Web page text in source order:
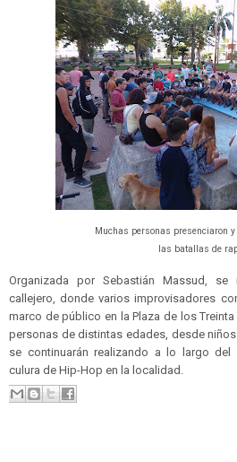
Muchas personas presenciaron
las batallas de
Organizada por Sebastián Massud,
callejero, donde varios improvisadores
marco de público en la Plaza de los Treinta
personas de distintas edades, desde
se continuarán realizando a lo largo del
culura de Hip-Hop en la localidad.